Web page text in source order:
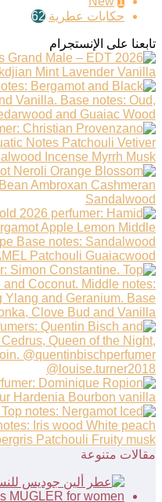
حكايات عطرية 62
تابعنا على الإنستجرام
مقالات متنوعة